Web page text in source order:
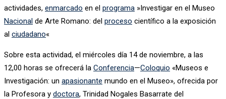
actividades, enmarcado en el programa »Investigar en el Museo
Nacional de Arte Romano: del proceso científico a la exposición
al ciudadano«
Sobre esta actividad, el miércoles día 14 de noviembre, a las
12,00 horas se ofrecerá la Conferencia—Coloquio «Museos e
Investigación: un apasionante mundo en el Museo», ofrecida por
la Profesora y doctora, Trinidad Nogales Basarrate del